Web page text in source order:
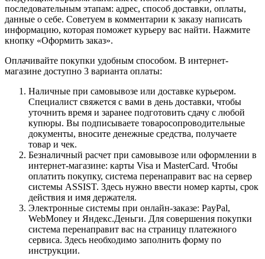
последовательным этапам: адрес, способ доставки, оплаты,
данные о себе. Советуем в комментарии к заказу написать
информацию, которая поможет курьеру вас найти. Нажмите
кнопку «Оформить заказ».
Оплачивайте покупки удобным способом. В интернет-
магазине доступно 3 варианта оплаты:
Наличные при самовывозе или доставке курьером.
Специалист свяжется с вами в день доставки, чтобы
уточнить время и заранее подготовить сдачу с любой
купюры. Вы подписываете товаросопроводительные
документы, вносите денежные средства, получаете
товар и чек.
Безналичный расчет при самовывозе или оформлении в
интернет-магазине: карты Visa и MasterCard. Чтобы
оплатить покупку, система перенаправит вас на сервер
системы ASSIST. Здесь нужно ввести номер карты, срок
действия и имя держателя.
Электронные системы при онлайн-заказе: PayPal,
WebMoney и Яндекс.Деньги. Для совершения покупки
система перенаправит вас на страницу платежного
сервиса. Здесь необходимо заполнить форму по
инструкции.